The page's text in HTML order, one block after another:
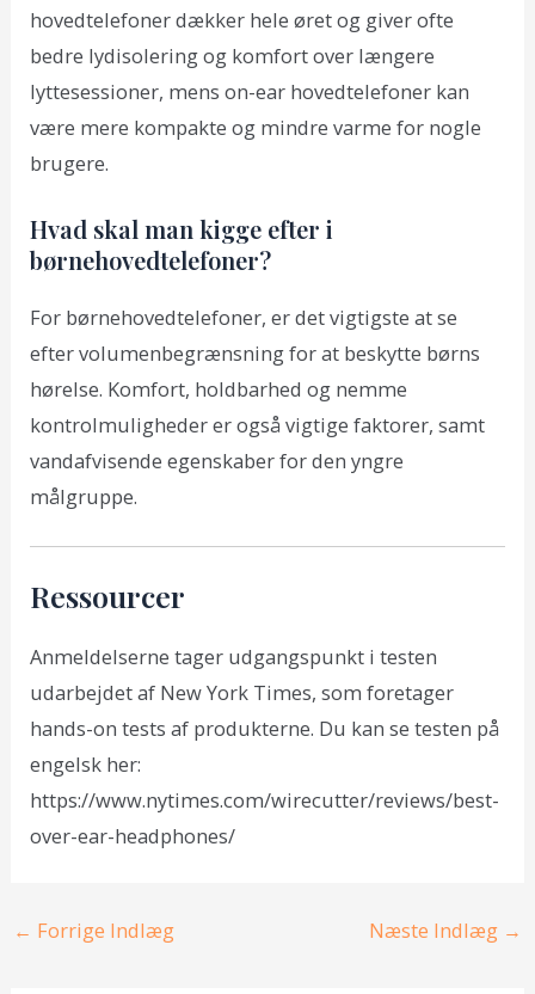
hovedtelefoner dækker hele øret og giver ofte
bedre lydisolering og komfort over længere
lyttesessioner, mens on-ear hovedtelefoner kan
være mere kompakte og mindre varme for nogle
brugere.
Hvad skal man kigge efter i
børnehovedtelefoner?
For børnehovedtelefoner, er det vigtigste at se
efter volumenbegrænsning for at beskytte børns
hørelse. Komfort, holdbarhed og nemme
kontrolmuligheder er også vigtige faktorer, samt
vandafvisende egenskaber for den yngre
målgruppe.
Ressourcer
Anmeldelserne tager udgangspunkt i testen
udarbejdet af New York Times, som foretager
hands-on tests af produkterne. Du kan se testen på
engelsk her:
https://www.nytimes.com/wirecutter/reviews/best-
over-ear-headphones/
Post
← Forrige Indlæg Næste Indlæg →